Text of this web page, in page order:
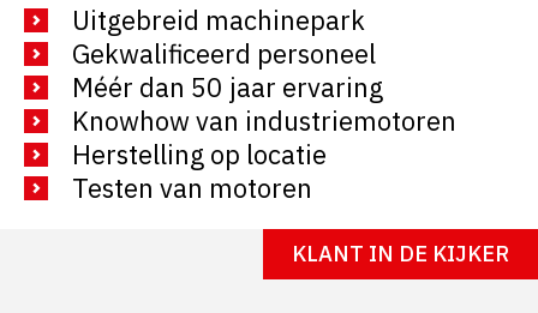
Uitgebreid machinepark
Gekwalificeerd personeel
Méér dan 50 jaar ervaring
Knowhow van industriemotoren
Herstelling op locatie
Testen van motoren
KLANT IN DE KIJKER